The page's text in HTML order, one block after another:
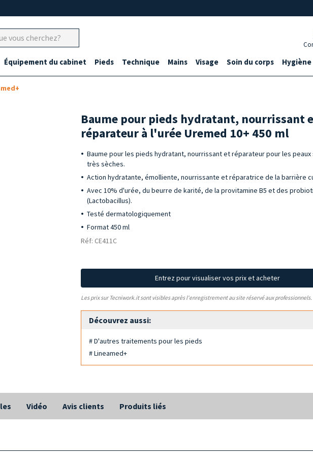
Équipement du cabinet Pieds Technique Mains Visage Soin du corps Hygiène
Baume pour pieds hydratant, nourrissant
réparateur à l'urée Uremed 10+ 450 ml
Baume pour les pieds hydratant, nourrissant et réparateur pour les
très sèches.
Action hydratante, émolliente, nourrissante et réparatrice de la barrière
Avec 10% d'urée, du beurre de karité, de la provitamine B5 et des
(Lactobacillus).
Testé dermatologiquement
Format 450 ml
Réf: CE411C
Entrez pour visualiser vos prix et acheter
Les prix sur Tecniwork.it sont visibles après l'enregistrement au site réservé aux professionnels.
Découvrez aussi:
# D'autres traitements pour les pieds
# Lineamed+
Vidéo Avis clients Produits liés